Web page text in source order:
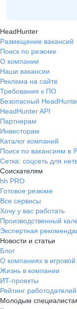
HeadHunter
Размещение вакансий
Поиск по резюме
О компании
Наши вакансии
Реклама на сайте
Требования к ПО
Безопасный
HeadHunter API
Партнерам
Инвесторам
Каталог компаний
Поиск по вакансиям в
Сетка: соцсеть для
Соискателям
hh PRO
Готовое резюме
Все сервисы
Хочу у вас работать
Производственный
Экспертная
Новости и статьи
Блог
О компаниях в
Жизнь в компании
ИТ-проекты
Рейтинг
Молодым